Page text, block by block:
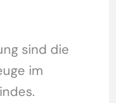
sind die
im